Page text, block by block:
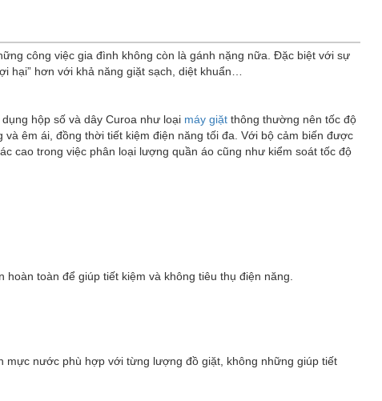
công việc gia đình không còn là gánh nặng nữa. Đặc biệt với sự
hại” hơn với khả năng giặt sạch, diệt khuẩn…
hộp số và dây Curoa như loại máy giặt thông thường nên tốc độ
êm ái, đồng thời tiết kiệm điện năng tối đa. Với bộ cảm biến được
cao trong việc phân loại lượng quần áo cũng như kiểm soát tốc độ
hoàn toàn để giúp tiết kiệm và không tiêu thụ điện năng.
mực nước phù hợp với từng lượng đồ giặt, không những giúp tiết